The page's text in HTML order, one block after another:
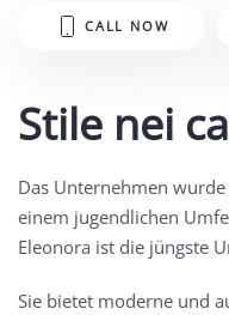
CALL NOW
Stile nei
Das Unternehmen
einem jugendlichen
Eleonora ist die jüngste
Sie bietet moderne und